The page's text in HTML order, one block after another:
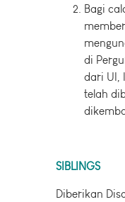
Bagi
di
dari UI,
telah
SIBLINGS
Diberikan